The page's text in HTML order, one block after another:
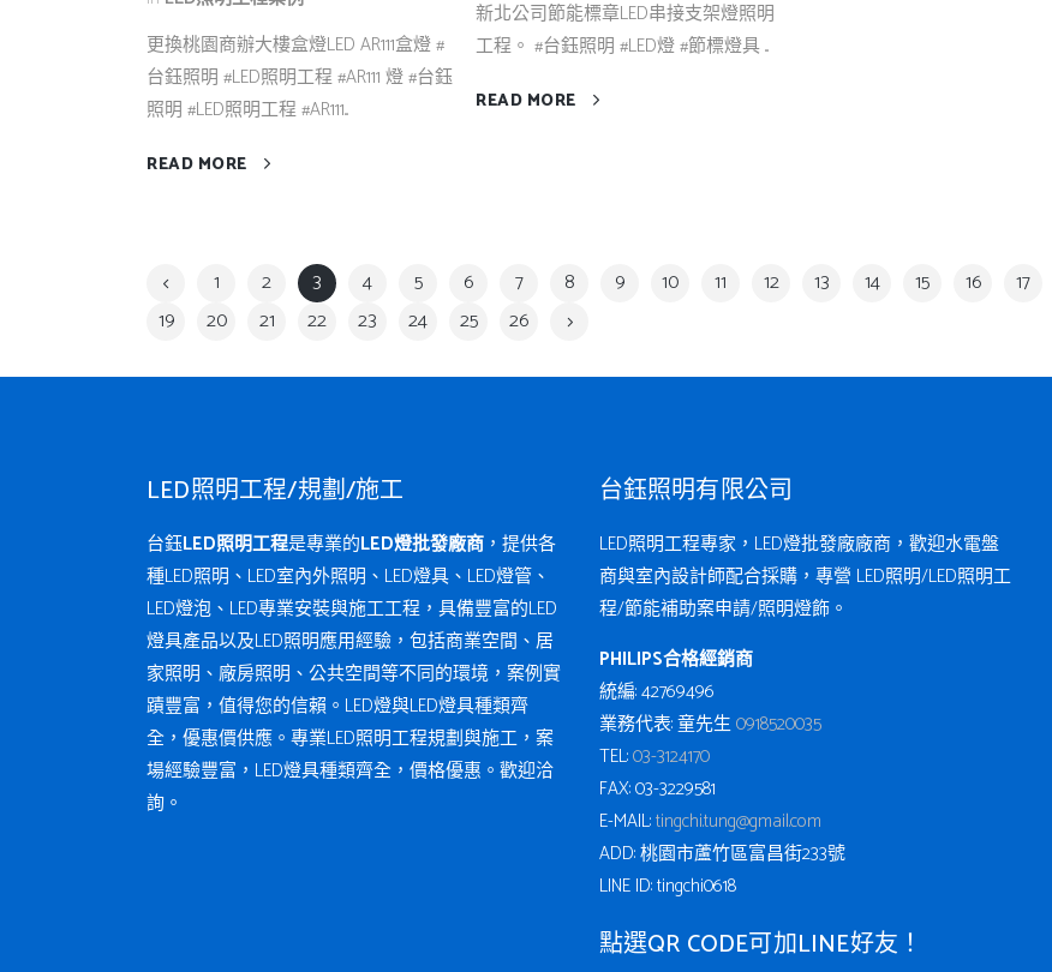
更換桃園商辦大樓盒燈LED AR111盒燈 #
台鈺照明 #LED照明工程 #AR111 燈 #台鈺
照明 #LED照明工程 #AR111...
READ MORE
新北公司節能標章LED串接支架燈照明
工程。 #台鈺照明 #LED燈 #節標燈具 ...
READ MORE
1 2 3 4 5 6 7 8 9 10 11 12 13 14 15 16 17
19
20 21 22 23 24 25 26
LED照明工程/規劃/施工
台鈺LED照明工程是專業的LED燈批發廠商 ，提供各
種LED照明、LED室內外照明、LED燈具、LED燈管、
LED燈泡、LED專業安裝與施工工程，具備豐富的LED
燈具產品以及LED照明應用經驗，包括商業空間、居
家照明、廠房照明、公共空間等不同的環境，案例實
蹟豐富，值得您的信賴。LED燈與LED燈具種類齊
全，優惠價供應。專業LED照明工程規劃與施工，案
場經驗豐富，LED燈具種類齊全，價格優惠。歡迎洽
詢。
台鈺照明有限公司
LED照明工程專家，LED燈批發廠廠商，歡迎水電盤
商與室內設計師配合採購，專營 LED照明/LED照明工
程/節能補助案申請/照明燈飾。
PHILIPS合格經銷商
統編: 42769496
業務代表: 童先生0918520035
TEL:03-3124170
FAX: 03-3229581
E-MAIL:tingchi.tung@gmail.com
ADD: 桃園市蘆竹區富昌街233號
LINE ID: tingchi0618
點選QR CODE可加LINE好友！